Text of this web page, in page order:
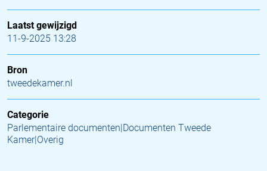
Laatst gewijzigd
11-9-2025 13:28
Bron
tweedekamer.nl
Categorie
Parlementaire documenten|Documenten Tweede
Kamer|Overig